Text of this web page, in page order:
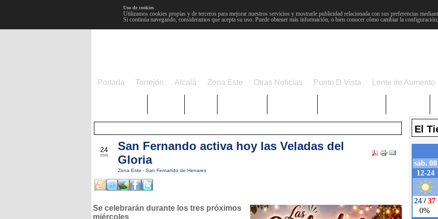
Uso de cookies
Utilizamos cookies propias y de terceros para mejorar nuestros servicios y mostrarle publicidad relacionada con sus preferencias
Si continúa navegando, consideramos que acepta su uso. Puede obtener más información, o bien conocer cómo cambiar la
Portada Torrejón Alcalá Zona Este Otras Noticias Punto D Vista Lente de Aumento
24
2026
San Fernando activa hoy las Veladas del
Gloria
Zona Este - San Fernando de Henares
Se celebrarán durante los tres próximos
miércoles
El